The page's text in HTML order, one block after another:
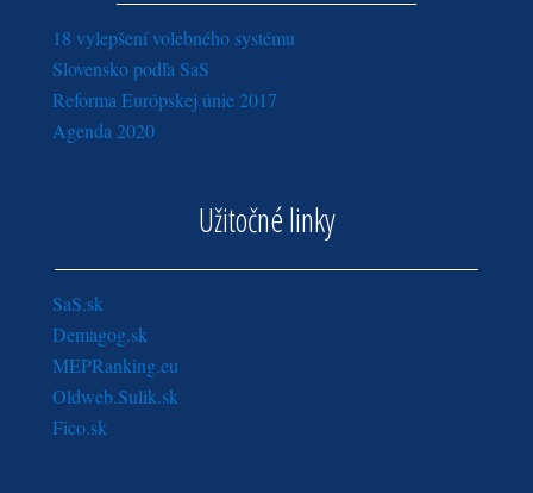
18 vylepšení volebného systému
Slovensko podľa SaS
Reforma Európskej únie 2017
Agenda 2020
Užitočné linky
SaS.sk
Demagog.sk
MEPRanking.eu
Oldweb.Sulik.sk
Fico.sk